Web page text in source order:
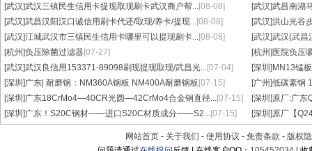
[武汉]武汉三镇民生信用卡提现取现刷卡武汉商户帮...[08-08] [武汉]武昌南湖
[武汉]武昌汉阳汉口诚信用刷卡代还/取现/养卡/提现...[08-08] [武汉]洪山光谷
[武汉]江城武汉市三镇民生信用卡哪里可以提现刷卡...[08-08] [武汉]武汉(武昌
[杭州]负压除菌过滤器[07-27] [杭州] 医院负压
[武汉]武汉良信用153371-89098刷现提现取现/武昌光...[07-04] [深圳] MN13锰
[深圳]广东| 耐磨钢：NM360A钢板 NM400A耐磨钢板 [07-15] [广州]低碳素钢
[深圳]广东18CrMo4—40CR光圆—42CrMo4合金钢直径...[07-15] [深圳]原厂:广东
[深圳]广东！S20C钢材——进口S20C材质成分——S2...[07-15] [深圳]原厂【
网站首页 - 关于我们 - 使用协议 - 免责条款 - 版权